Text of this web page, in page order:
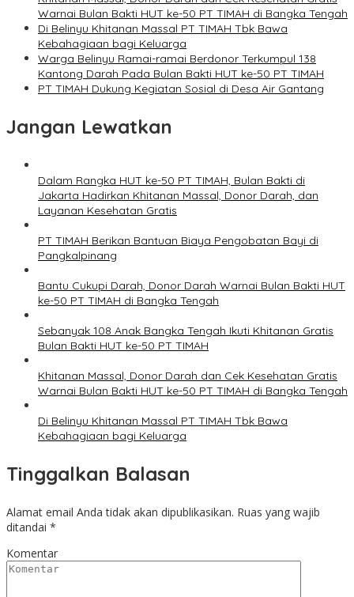
Warnai Bulan Bakti HUT ke-50 PT TIMAH di Bangka Tengah
Di Belinyu Khitanan Massal PT TIMAH Tbk Bawa
Kebahagiaan bagi Keluarga
Warga Belinyu Ramai-ramai Berdonor Terkumpul 138
Kantong Darah Pada Bulan Bakti HUT ke-50 PT TIMAH
PT TIMAH Dukung Kegiatan Sosial di Desa Air Gantang
Jangan Lewatkan
Dalam Rangka HUT ke-50 PT TIMAH, Bulan Bakti di
Jakarta Hadirkan Khitanan Massal, Donor Darah, dan
Layanan Kesehatan Gratis
PT TIMAH Berikan Bantuan Biaya Pengobatan Bayi di
Pangkalpinang
Bantu Cukupi Darah, Donor Darah Warnai Bulan Bakti HUT
ke-50 PT TIMAH di Bangka Tengah
Sebanyak 108 Anak Bangka Tengah Ikuti Khitanan Gratis
Bulan Bakti HUT ke-50 PT TIMAH
Khitanan Massal, Donor Darah dan Cek Kesehatan Gratis
Warnai Bulan Bakti HUT ke-50 PT TIMAH di Bangka Tengah
Di Belinyu Khitanan Massal PT TIMAH Tbk Bawa
Kebahagiaan bagi Keluarga
Tinggalkan Balasan
Alamat email Anda tidak akan dipublikasikan. Ruas yang wajib
ditandai *
Komentar